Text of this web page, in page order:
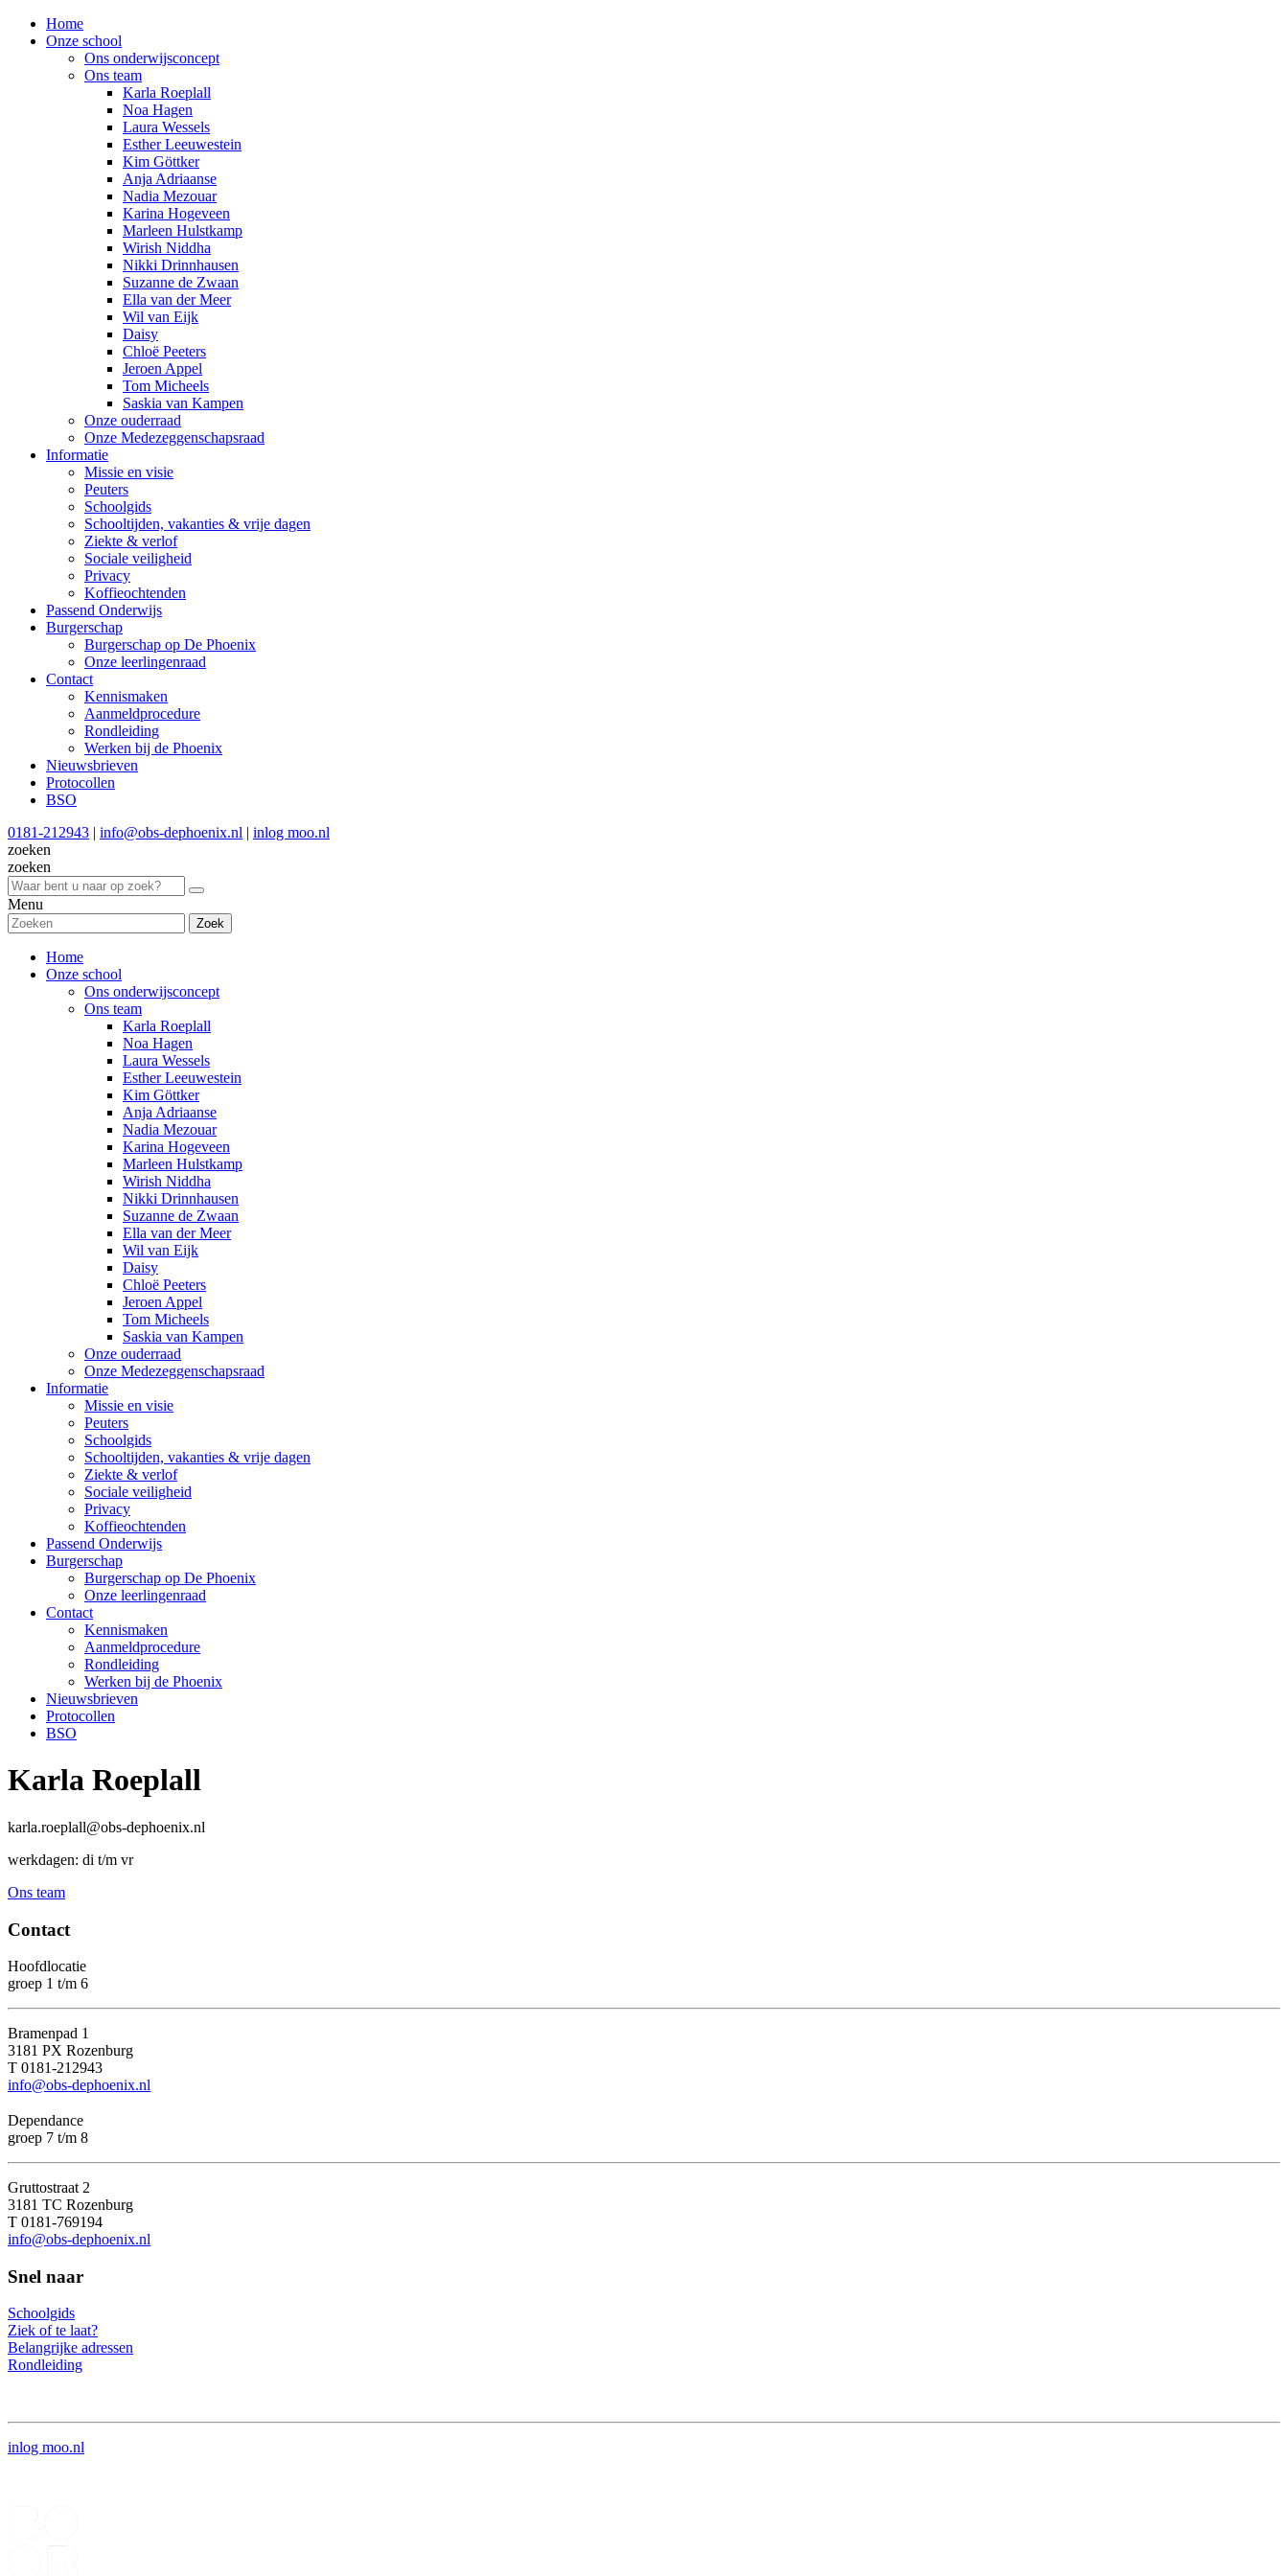
Home
Onze school
Ons onderwijsconcept
Ons team
Karla Roeplall
Noa Hagen
Laura Wessels
Esther Leeuwestein
Kim Göttker
Anja Adriaanse
Nadia Mezouar
Karina Hogeveen
Marleen Hulstkamp
Wirish Niddha
Nikki Drinnhausen
Suzanne de Zwaan
Ella van der Meer
Wil van Eijk
Daisy
Chloë Peeters
Jeroen Appel
Tom Micheels
Saskia van Kampen
Onze ouderraad
Onze Medezeggenschapsraad
Informatie
Missie en visie
Peuters
Schoolgids
Schooltijden, vakanties & vrije dagen
Ziekte & verlof
Sociale veiligheid
Privacy
Koffieochtenden
Passend Onderwijs
Burgerschap
Burgerschap op De Phoenix
Onze leerlingenraad
Contact
Kennismaken
Aanmeldprocedure
Rondleiding
Werken bij de Phoenix
Nieuwsbrieven
Protocollen
BSO
0181-212943 | info@obs-dephoenix.nl | inlog moo.nl
zoeken
zoeken
Menu
Zoek
Home
Onze school
Ons onderwijsconcept
Ons team
Karla Roeplall
Noa Hagen
Laura Wessels
Esther Leeuwestein
Kim Göttker
Anja Adriaanse
Nadia Mezouar
Karina Hogeveen
Marleen Hulstkamp
Wirish Niddha
Nikki Drinnhausen
Suzanne de Zwaan
Ella van der Meer
Wil van Eijk
Daisy
Chloë Peeters
Jeroen Appel
Tom Micheels
Saskia van Kampen
Onze ouderraad
Onze Medezeggenschapsraad
Informatie
Missie en visie
Peuters
Schoolgids
Schooltijden, vakanties & vrije dagen
Ziekte & verlof
Sociale veiligheid
Privacy
Koffieochtenden
Passend Onderwijs
Burgerschap
Burgerschap op De Phoenix
Onze leerlingenraad
Contact
Kennismaken
Aanmeldprocedure
Rondleiding
Werken bij de Phoenix
Nieuwsbrieven
Protocollen
BSO
Karla Roeplall
karla.roeplall@obs-dephoenix.nl
werkdagen: di t/m vr
Ons team
Contact
Hoofdlocatie
groep 1 t/m 6
Bramenpad 1
3181 PX Rozenburg
T 0181-212943
info@obs-dephoenix.nl
Dependance
groep 7 t/m 8
Gruttostraat 2
3181 TC Rozenburg
T 0181-769194
info@obs-dephoenix.nl
Snel naar
Schoolgids
Ziek of te laat?
Belangrijke adressen
Rondleiding
inlog moo.nl